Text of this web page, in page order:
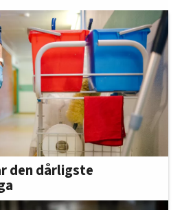
den dårligste